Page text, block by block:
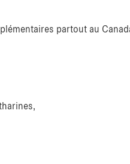
partout au